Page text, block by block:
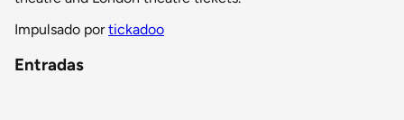
Impulsado portickadoo
Entradas